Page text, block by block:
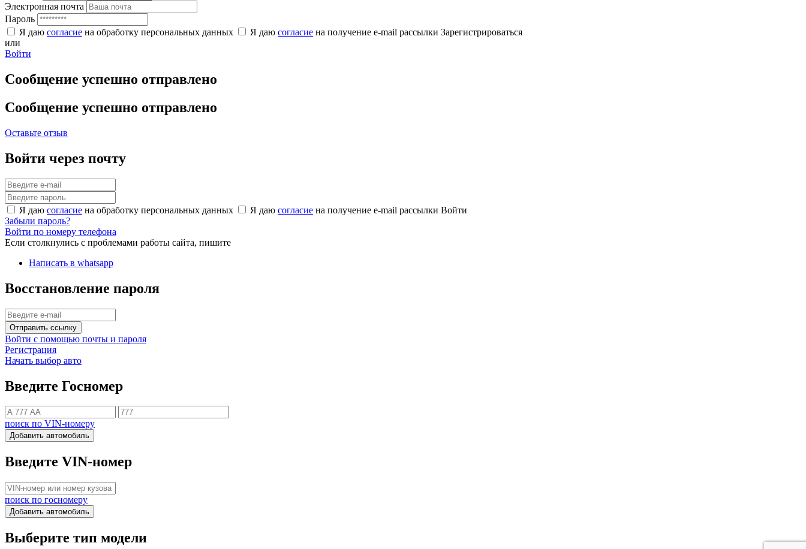
Электронная почта
Пароль
Я даю согласие на обработку персональных данных Я даю согласие на получение e-mail рассылки Зарегистрироваться
или
Войти
Сообщение успешно отправлено
Сообщение успешно отправлено
Оставьте отзыв
Войти через почту
Я даю согласие на обработку персональных данных Я даю согласие на получение e-mail рассылки Войти
Забыли пароль?
Войти по номеру телефона
Если столкнулись с проблемами работы сайта, пишите
Написать в whatsapp
Восстановление пароля
Отправить ссылку
Войти с помощью почты и пароля
Регистрация
Начать выбор авто
Введите Госномер
поиск по VIN-номеру
Добавить автомобиль
Введите VIN-номер
поиск по госномеру
Добавить автомобиль
Выберите тип модели